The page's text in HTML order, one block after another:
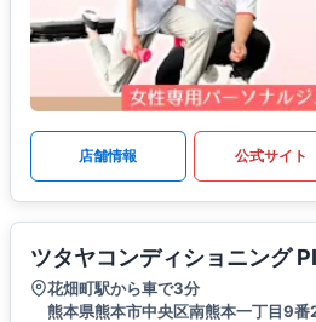
店舗情報 公式サイト
ツタヤコンディショニング
花畑町駅から車で3分
熊本県熊本市中央区南熊本一丁目9番